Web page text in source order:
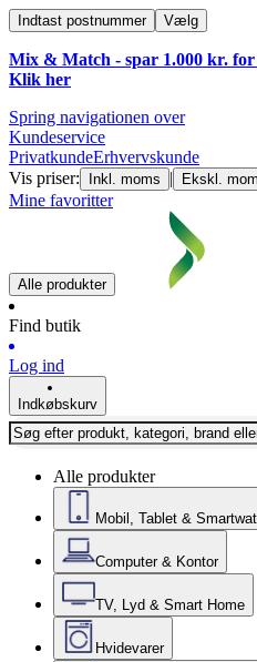
Indtast postnummer Vælg
Mix & Match - spar 1.000 kr.
Klik her
Spring navigationen over
Kundeservice
PrivatkundeErhvervskunde
Vis priser:
Inkl. moms | Ekskl.
Mine favoritter
Alle produkter
Find butik
Log ind
Indkøbskurv
Alle produkter
Mobil, Tablet &
Computer & Kontor
TV, Lyd & Smart Home
Hvidevarer